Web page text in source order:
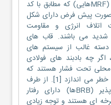
قاب هاي مقاوم خمشی فولادی (MRFهایی) که مطابق با کد
صورت پیش فرض دارای شکل
انرژی و مقاومت
شدید می باشند. قاب های
دسته غالب از سیستم های
اگر چه بادبند های فولادی
تحت فشار هستند که
قابلیت اتلاف انرژی آن ها را به خطر می اندازد [1]. از طرف
دیگر، مهاربند های کمانش ناپذیر (BRBها) دارای رفتار
ای هستند و توجه زیادی